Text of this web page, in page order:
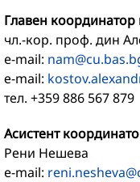
Главен
чл.-кор. проф. дин
e-mail:
е-mail:
тел. +359 886 567 879
Асистент
Рени Нешева
e-mail: